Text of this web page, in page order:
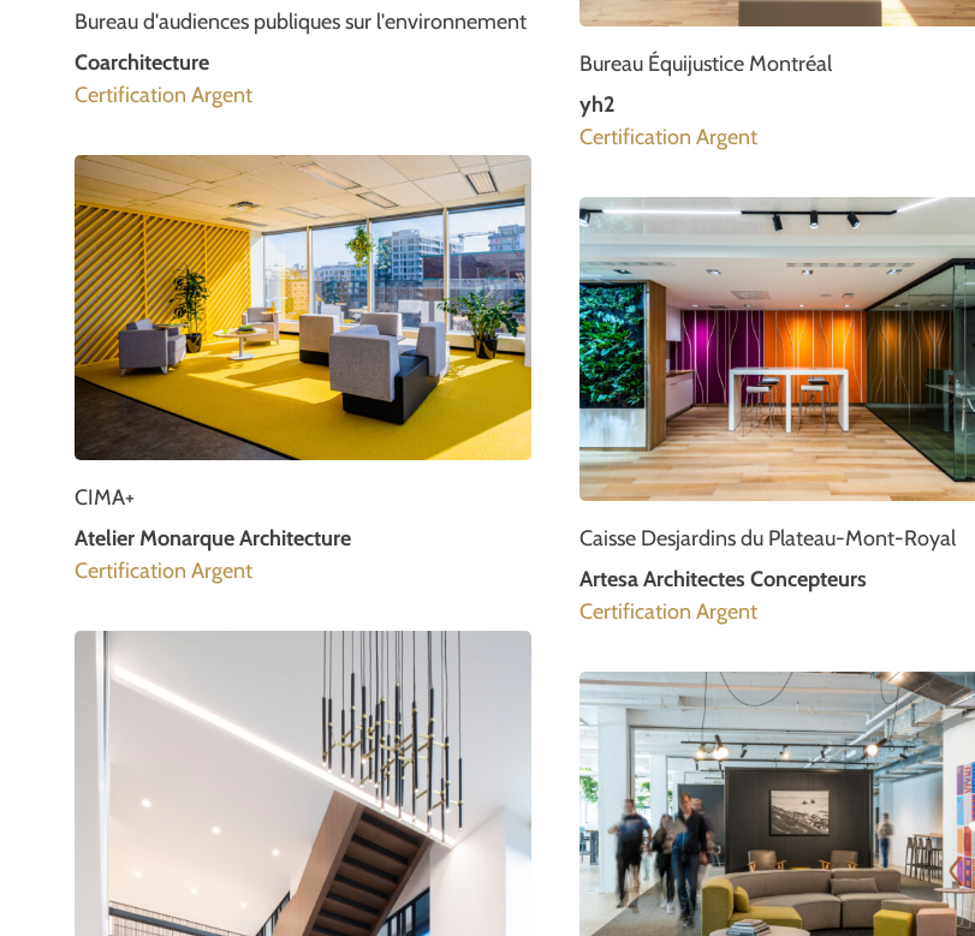
Bureau d'audiences publiques sur l'environnement
Coarchitecture
Certification Argent
CIMA+
Atelier Monarque Architecture
Certification Argent
Bureau Équijustice Montréal
yh2
Certification Argent
Caisse Desjardins du Plateau-Mont-Royal
Artesa Architectes Concepteurs
Certification Argent